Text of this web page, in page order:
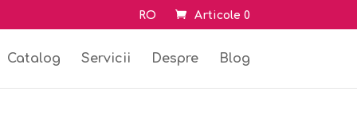
RO Articole 0
Catalog Servicii Despre Blog